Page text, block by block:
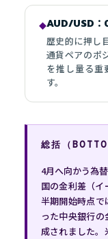
◆AUD/USD
歴史的に押し
通貨ペアのポ
を推し量る重
す。
総括（
4月へ向かう為
国の金利差（
半期開始時点で
った中央銀行
成されました。